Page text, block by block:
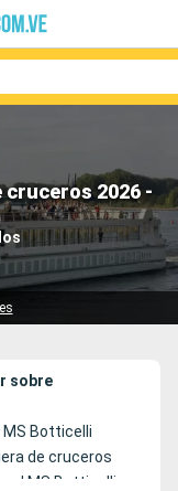
2026 -
sobre
MS Botticelli
de cruceros
el MS Botticelli